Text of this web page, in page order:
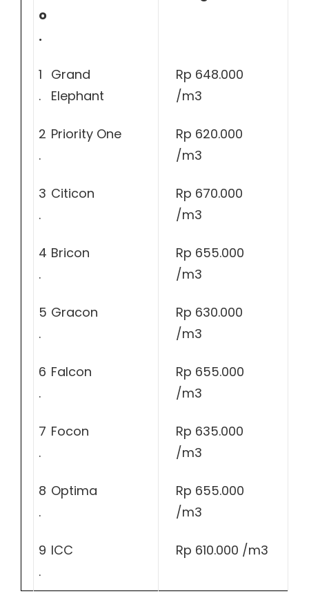
o
.
1
.
Grand
Elephant
Rp 648.000
/m3
2
.
Priority One
Rp 620.000
/m3
3
.
Citicon
Rp 670.000
/m3
4
.
Bricon
Rp 655.000
/m3
5
.
Gracon
Rp 630.000
/m3
6
.
Falcon
Rp 655.000
/m3
7
.
Focon
Rp 635.000
/m3
8
.
Optima
Rp 655.000
/m3
9
.
ICC Rp 610.000 /m3